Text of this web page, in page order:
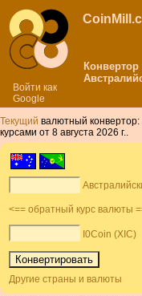
Войти как
Google
Текущий валютный конвертор:
курсами от 8 августа 2026 г..
<== обратный курс валюты
I0Coin (XIC)
Другие страны и валюты